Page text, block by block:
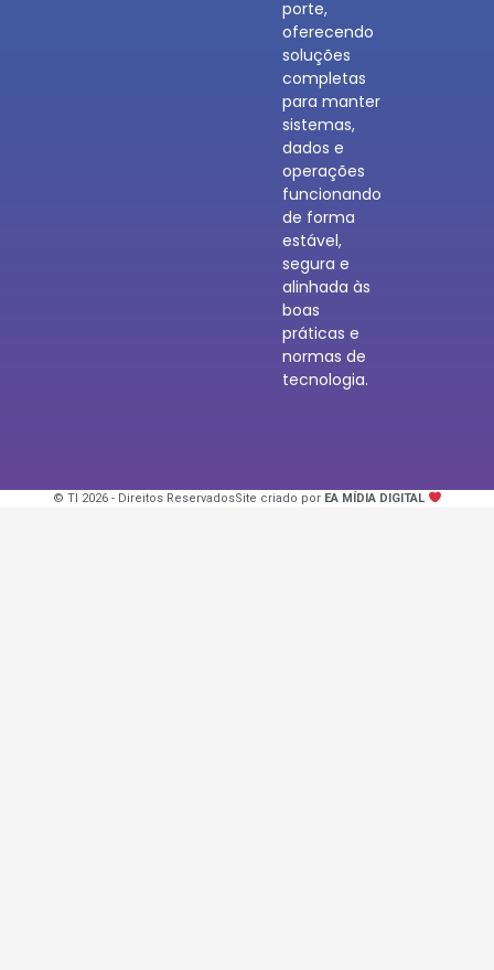
porte,
oferecendo
soluções
completas
para manter
sistemas,
dados e
operações
funcionando
de forma
estável,
segura e
alinhada às
boas
práticas e
normas de
tecnologia.
© TI 2026 - Direitos ReservadosSite criado por EA MÍDIA DIGITAL